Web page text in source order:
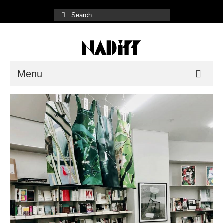
Menu
NADiff Gallery
Fair/Event
Shop List
Online Store